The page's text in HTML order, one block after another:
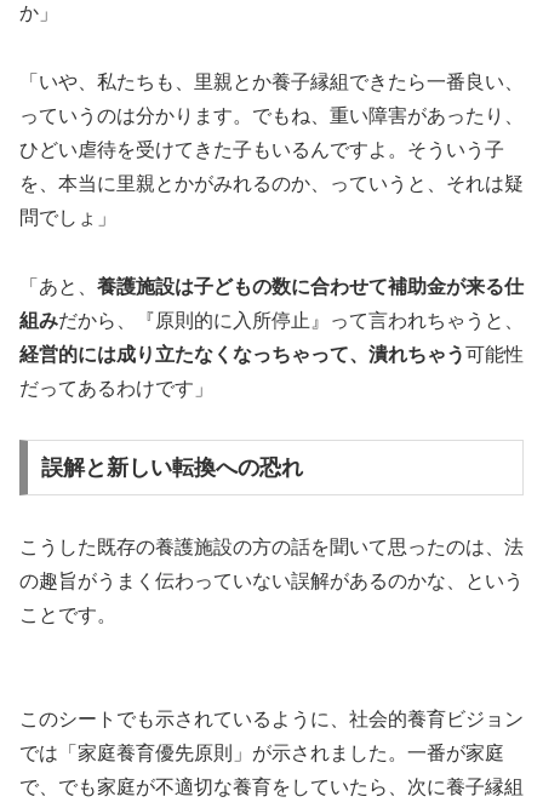
か」
「いや、私たちも、里親とか養子縁組できたら一番良い、
っていうのは分かります。でもね、重い障害があったり、
ひどい虐待を受けてきた子もいるんですよ。そういう子
を、本当に里親とかがみれるのか、っていうと、それは疑
問でしょ」
「あと、 養護施設は子どもの数に合わせて補助金が来る仕
組みだから、『原則的に入所停止』って言われちゃうと、
経営的には成り立たなくなっちゃって、潰れちゃう可能性
だってあるわけです」
誤解と新しい転換への恐れ
こうした既存の養護施設の方の話を聞いて思ったのは、法
の趣旨がうまく伝わっていない誤解があるのかな、という
ことです。
このシートでも示されているように、社会的養育ビジョン
では「家庭養育優先原則」が示されました。一番が家庭
で、でも家庭が不適切な養育をしていたら、次に養子縁組